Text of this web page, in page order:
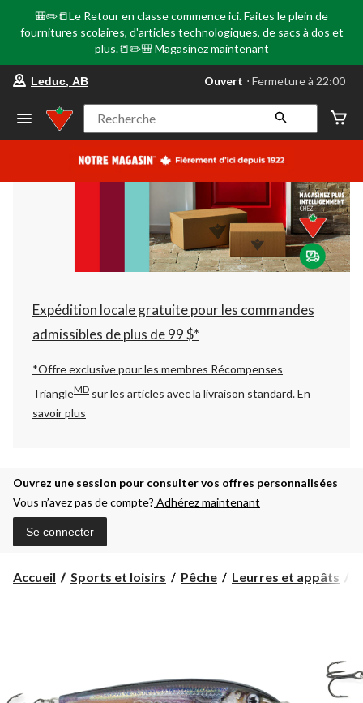
🎒✏️📒Le Retour en classe commence ici. Faites le plein de
fournitures scolaires, d'articles technologiques, de sacs à dos et
plus.📒✏️🎒 Magasinez maintenant
votre
préféré
Leduc,
AB,
courament
Fermeture
à
22:00
cliquer
pour
changer
Leduc, AB Ouvert ⋅ Fermeture à 22:00
Recherche
Expédition locale gratuite pour les commandes
admissibles de plus de 99 $*
*Offre exclusive pour les membres Récompenses
TriangleMD sur les articles avec la livraison standard.En
savoir plus
Ouvrez une session pour consulter vos offres personnalisées
Vous n’avez pas de compte? Adhérez maintenant
Se connecter
Accueil Sports et loisirs Pêche Leurres et appâts